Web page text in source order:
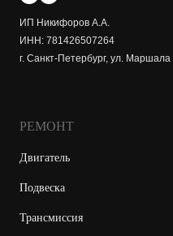
ИП Никифоров А.А.
ИНН: 781426507264
г. Санкт-Петербург, ул.
РЕМОНТ
Двигатель
Подвеска
Трансмиссия